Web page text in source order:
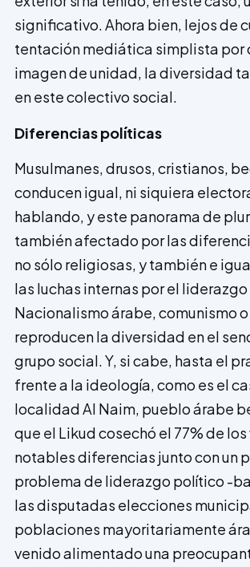
significativo. Ahora bien, lejos de
tentación mediática simplista por
imagen de unidad, la diversidad
en este colectivo social.
Diferencias políticas
Musulmanes, drusos, cristianos,
conducen igual, ni siquiera
hablando, y este panorama de
también afectado por las
no sólo reli­giosas, y también e
las luchas internas por el
Nacio­nalismo árabe, comunismo
reproducen la diversidad en el
grupo social. Y, si cabe, hasta el
frente a la ideología, como es el
localidad Al Naim, pueblo árabe
que el Likud cosechó el 77% de
notables dife­rencias junto con un
problema de liderazgo político -
las disputadas elecciones
poblaciones mayoritariamente
venido alimentado una